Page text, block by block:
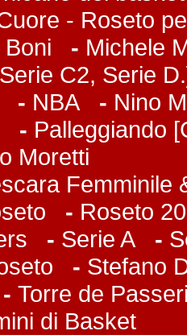
- Roseto
- Michele
C2, Serie
- NBA - Nino
- Palleggiando
Moretti
Femminile
- Roseto
- Serie A -
- Stefano
Torre de
di Basket